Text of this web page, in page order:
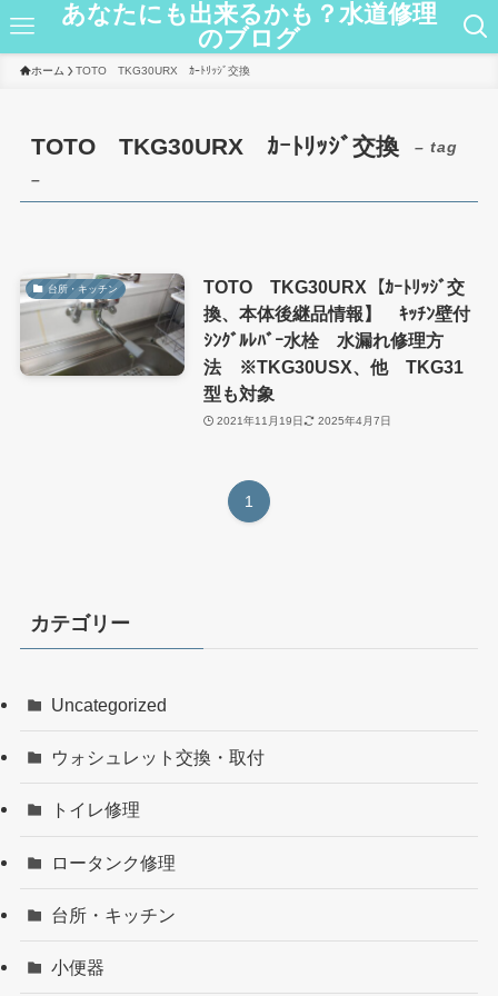
あなたにも出来るかも？水道修理
のブログ
ホーム TOTO TKG30URX ｶｰﾄﾘｯｼﾞ交換
TOTO TKG30URX ｶｰﾄﾘｯｼﾞ交換
– tag
–
台所・キッチン
TOTO TKG30URX【ｶｰﾄﾘｯｼﾞ交
換、本体後継品情報】 ｷｯﾁﾝ壁付
ｼﾝｸﾞﾙﾚﾊﾞｰ水栓 水漏れ修理方
法 ※TKG30USX、他 TKG31
型も対象
2021年11月19日 2025年4月7日
1
カテゴリー
Uncategorized
ウォシュレット交換・取付
トイレ修理
ロータンク修理
台所・キッチン
小便器